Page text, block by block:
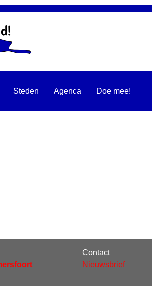
Steden Agenda Doe mee!
Contact
Nieuwsbrief